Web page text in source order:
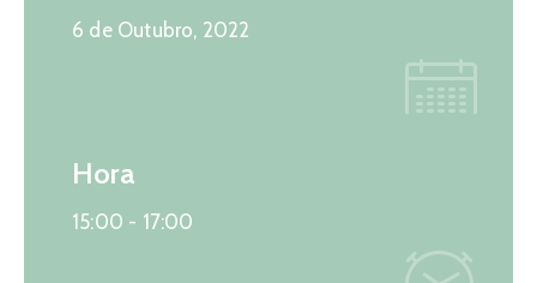
6 de Outubro, 2022
Hora
15:00 - 17:00